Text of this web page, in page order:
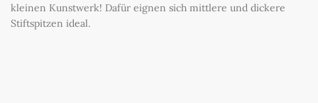
kleinen Kunstwerk! Dafür eignen sich mittlere und dickere
Stiftspitzen ideal.